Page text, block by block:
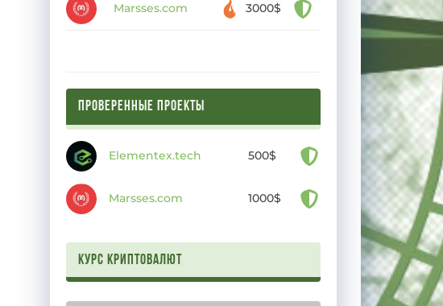
Marsses.com 3000$
ПРОВЕРЕННЫЕ ПРОЕКТЫ
Elementex.tech 500$
Marsses.com 1000$
Курс криптовалют